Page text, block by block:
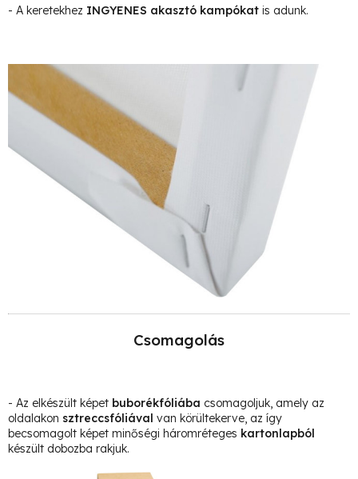
- A keretekhez INGYENES akasztó kampókat is adunk.
Csomagolás
- Az elkészült képet buborékfóliába csomagoljuk, amely az
oldalakon sztreccsfóliával van körültekerve, az így
becsomagolt képet minőségi háromréteges kartonlapból
készült dobozba rakjuk.